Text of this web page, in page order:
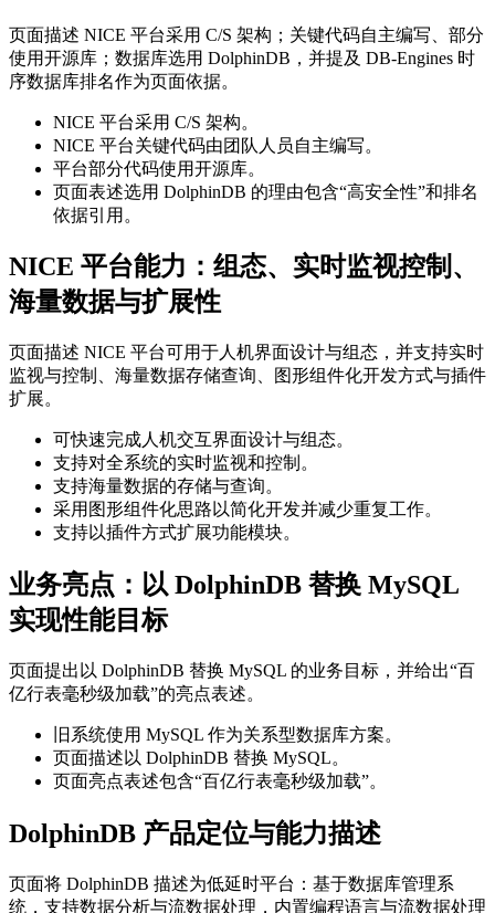
页面描述 NICE 平台采用 C/S 架构；关键代码自主编写、部分
使用开源库；数据库选用 DolphinDB，并提及 DB-Engines 时
序数据库排名作为页面依据。
NICE 平台采用 C/S 架构。
NICE 平台关键代码由团队人员自主编写。
平台部分代码使用开源库。
页面表述选用 DolphinDB 的理由包含“高安全性”和排名
依据引用。
NICE 平台能力：组态、实时监视控制、
海量数据与扩展性
页面描述 NICE 平台可用于人机界面设计与组态，并支持实时
监视与控制、海量数据存储查询、图形组件化开发方式与插件
扩展。
可快速完成人机交互界面设计与组态。
支持对全系统的实时监视和控制。
支持海量数据的存储与查询。
采用图形组件化思路以简化开发并减少重复工作。
支持以插件方式扩展功能模块。
业务亮点：以 DolphinDB 替换 MySQL
实现性能目标
页面提出以 DolphinDB 替换 MySQL 的业务目标，并给出“百
亿行表毫秒级加载”的亮点表述。
旧系统使用 MySQL 作为关系型数据库方案。
页面描述以 DolphinDB 替换 MySQL。
页面亮点表述包含“百亿行表毫秒级加载”。
DolphinDB 产品定位与能力描述
页面将 DolphinDB 描述为低延时平台：基于数据库管理系
统，支持数据分析与流数据处理，内置编程语言与流数据处理